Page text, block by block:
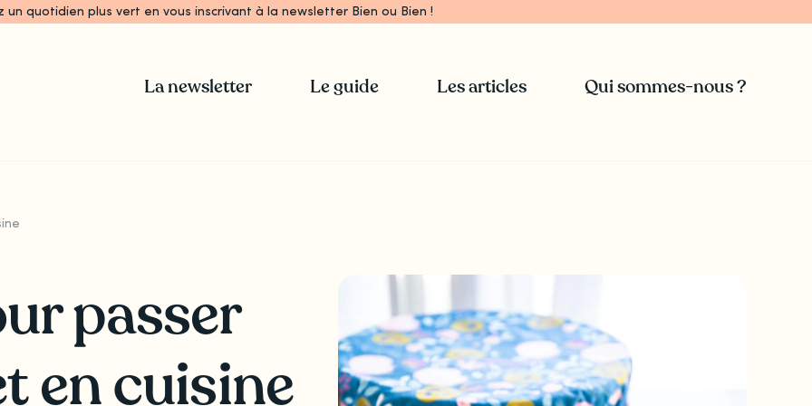
un quotidien plus vert en vous inscrivant à la newsletter Bien ou Bien !
La newsletter Le guide Les articles Qui sommes-nous ?
passer
en cuisine